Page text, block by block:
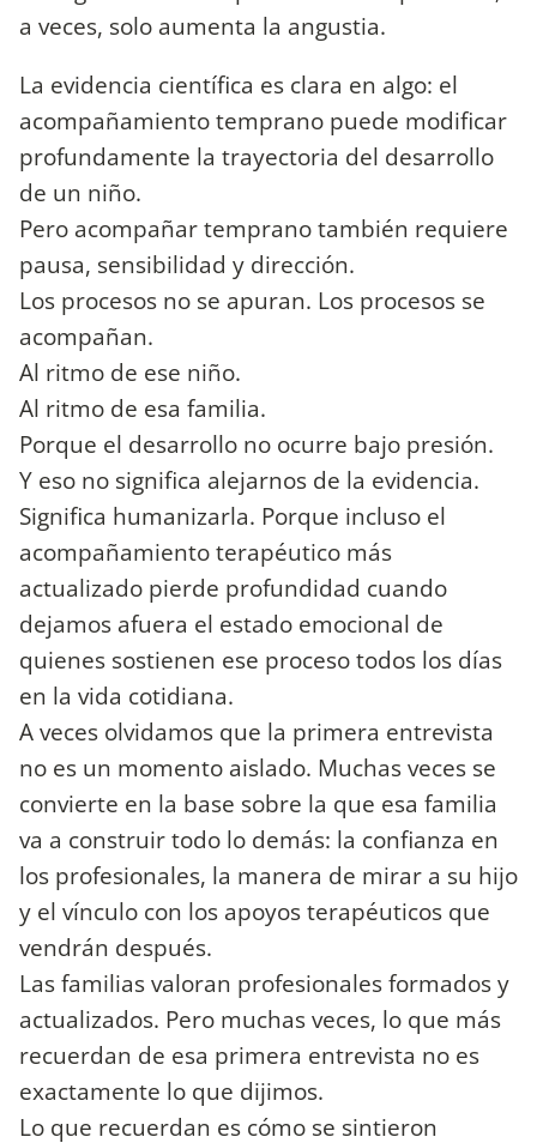
a veces, solo aumenta la angustia.
La evidencia científica es clara en algo: el
acompañamiento temprano puede modificar
profundamente la trayectoria del desarrollo
de un niño.
Pero acompañar temprano también requiere
pausa, sensibilidad y dirección.
Los procesos no se apuran. Los procesos se
acompañan.
Al ritmo de ese niño.
Al ritmo de esa familia.
Porque el desarrollo no ocurre bajo presión.
Y eso no significa alejarnos de la evidencia.
Significa humanizarla. Porque incluso el
acompañamiento terapéutico más
actualizado pierde profundidad cuando
dejamos afuera el estado emocional de
quienes sostienen ese proceso todos los días
en la vida cotidiana.
A veces olvidamos que la primera entrevista
no es un momento aislado. Muchas veces se
convierte en la base sobre la que esa familia
va a construir todo lo demás: la confianza en
los profesionales, la manera de mirar a su hijo
y el vínculo con los apoyos terapéuticos que
vendrán después.
Las familias valoran profesionales formados y
actualizados. Pero muchas veces, lo que más
recuerdan de esa primera entrevista no es
exactamente lo que dijimos.
Lo que recuerdan es cómo se sintieron